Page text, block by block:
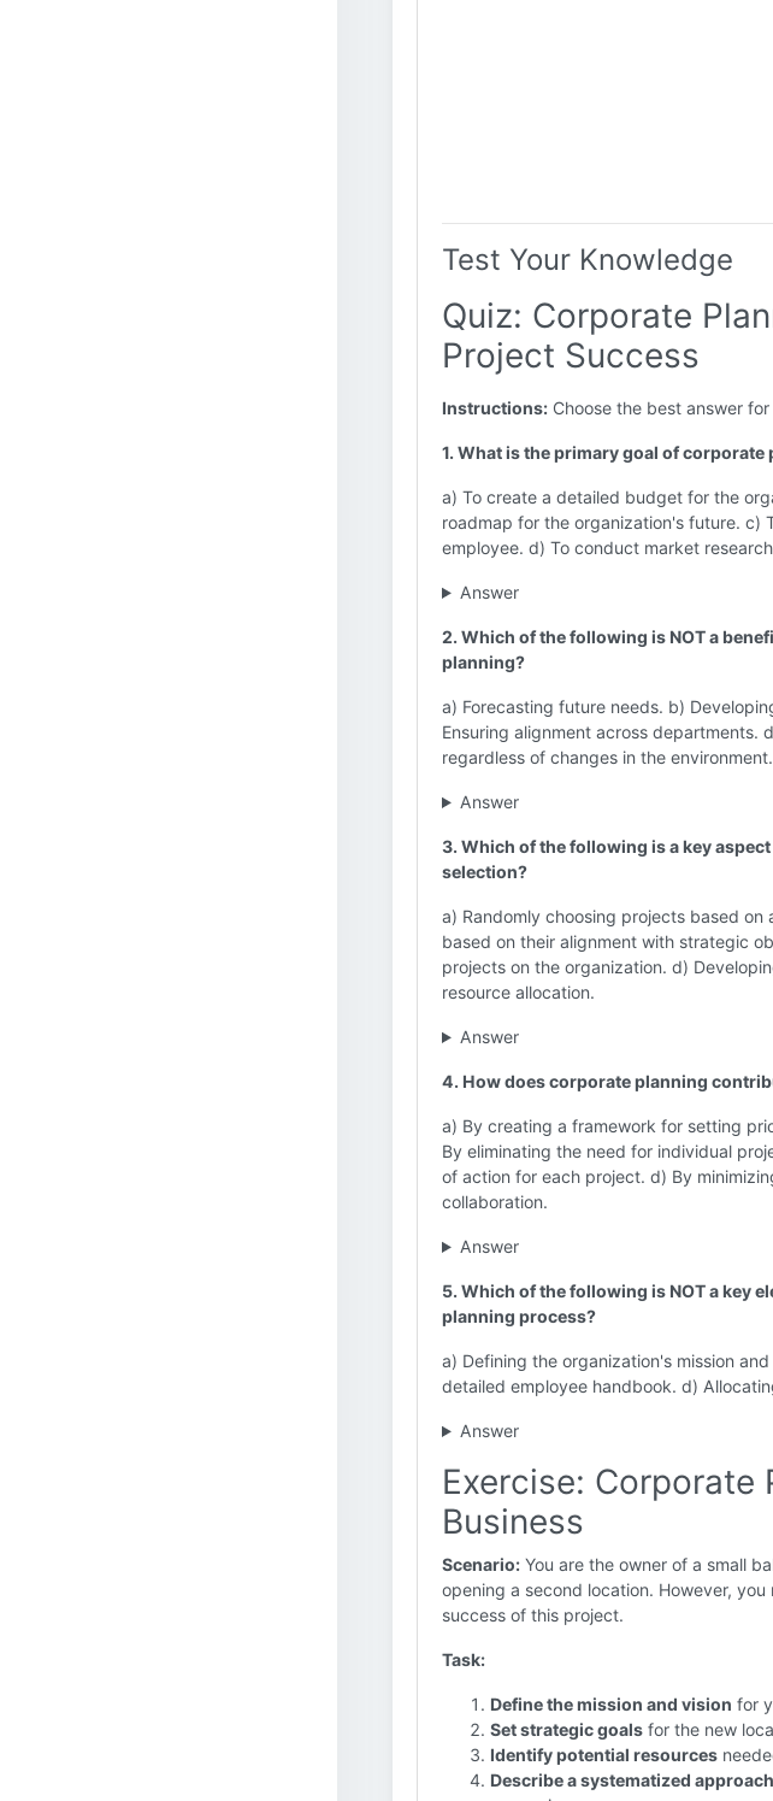
Test Your Knowledge
Quiz: Corporate
Project Success
Instructions: Choose the best answer
1. What is the primary goal of corporate
a) To create a detailed budget for the
roadmap for the organization's future. c)
employee. d) To conduct market
Answer
2. Which of the following is NOT a
planning?
a) Forecasting future needs. b)
Ensuring alignment across departments.
regardless of changes in the environment.
Answer
3. Which of the following is a key
selection?
a) Randomly choosing projects based
based on their alignment with strategic
projects on the organization. d)
resource allocation.
Answer
4. How does corporate planning
a) By creating a framework for setting
By eliminating the need for individual
of action for each project. d) By
collaboration.
Answer
5. Which of the following is NOT a key
planning process?
a) Defining the organization's mission
detailed employee handbook. d)
Answer
Exercise: Corporate
Business
Scenario: You are the owner of a small
opening a second location. However,
success of this project.
Task:
Define the mission and vision for
Set strategic goals for the new
Identify potential resources
Describe a systematized approach